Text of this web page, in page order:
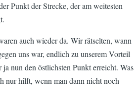
Punkt der Strecke, der am weitesten
auch wieder da. Wir rätselten, wann
uns war, endlich zu unserem Vorteil
nun den östlichsten Punkt erreicht. Was
nur hilft, wenn man dann nicht noch